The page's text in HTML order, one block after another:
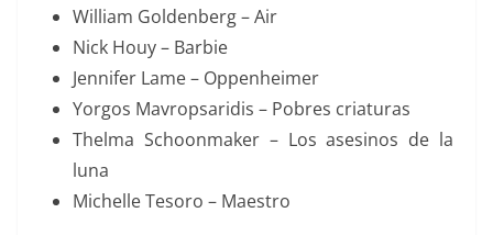
William Goldenberg – Air
Nick Houy – Barbie
Jennifer Lame – Oppenheimer
Yorgos Mavropsaridis – Pobres criaturas
Thelma Schoonmaker – Los asesinos de la
luna
Michelle Tesoro – Maestro